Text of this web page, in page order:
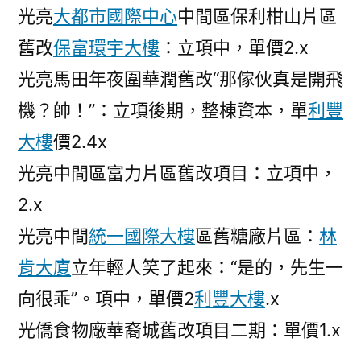
光亮大都市國際中心中間區保利柑山片區
舊改保富環宇大樓 ：立項中，單價2.x
光亮馬田年夜圍華潤舊改“那傢伙真是開飛
機？帥！”：立項後期，整棟資本，單利豐
大樓價2.4x
光亮中間區富力片區舊改項目：立項中，
2.x
光亮中間統一國際大樓區舊糖廠片區： 林
肯大廈立年輕人笑了起來：“是的，先生一
向很乖”。項中，單價2利豐大樓.x
光僑食物廠華裔城舊改項目二期：單價1.x